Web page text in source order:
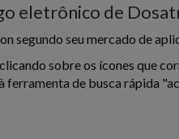
eletrônico de
segundo seu mercado de
sobre os ícones que
de busca rápida